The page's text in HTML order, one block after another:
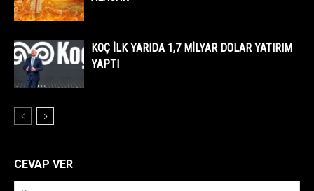
KOÇ İLK YARIDA 1,7 MİLYAR DOLAR YATIRIM
YAPTI
CEVAP VER